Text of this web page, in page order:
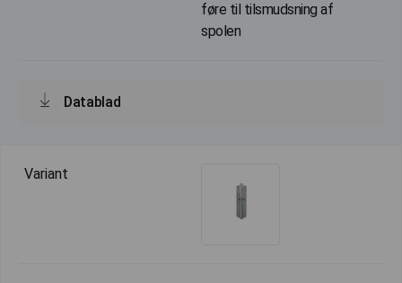
føre til tilsmudsning af
spolen
Datablad